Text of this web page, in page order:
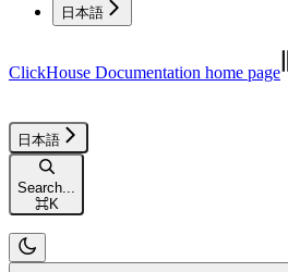
日本語
ClickHouse Documentation home page
日本語
Search...
⌘K